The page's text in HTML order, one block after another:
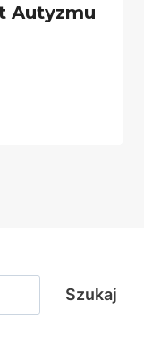
Autyzmu
Szukaj